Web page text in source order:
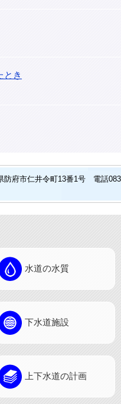
とき
府市仁井令町13番1号 電話
水道の水質
下水道施設
上下水道の計画